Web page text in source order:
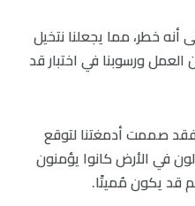
أنه خطر، مما يجعلنا نتخيل
ورسوبنا في اختبار قد
فقد صممت أدمغتنا لتوقع
في الأرض كانوا يؤمنون
قد يكون مُميتًا.